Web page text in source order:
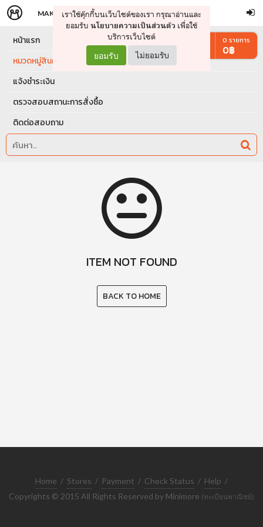
จัดการรถเข็น ดำเนินการต่อ
MAKERS STORE
เราใช้คุ๊กกี้บนเว็บไซต์ของเรา กรุณาอ่านและ
ยอมรับ นโยบายความเป็นส่วนตัว เพื่อใช้
บริการเว็บไซต์
ยอมรับ ไม่ยอมรับ
หน้าแรก
หมวดหมู่สินค้า
แจ้งชำระเงิน
ตรวจสอบสถานะการสั่งซื้อ
ติดต่อสอบถาม
0 รายการ
0฿
ITEM NOT FOUND
BACK TO HOME
Home / Stores / Payment / Check Status / Help /
Copyrights © 2015 All Rights Reserved by Minimore (ทะเบียนพาณิชย์)